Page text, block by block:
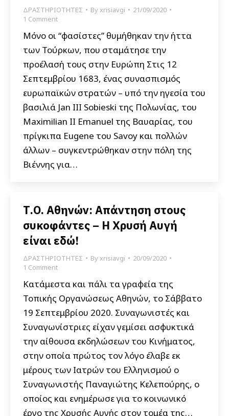
ΔΡΑΣΤΗΡΙΟΤΗΤΕΣ Byxrisiavgi
21/09/2020
1 Comment
Μόνο οι “φασίστες” θυμήθηκαν την ήττα
των Τούρκων, που σταμάτησε την
προέλασή τους στην Ευρώπη Στις 12
Σεπτεμβρίου 1683, ένας συνασπισμός
ευρωπαϊκών στρατών – υπό την ηγεσία του
βασιλιά Jan III Sobieski της Πολωνίας, του
Maximilian II Emanuel της Βαυαρίας, του
πρίγκιπα Eugene του Savoy και πολλών
άλλων – συγκεντρώθηκαν στην πόλη της
Βιέννης για…
Τ.Ο. Αθηνών: Απάντηση στους
συκοφάντες – Η Χρυσή Αυγή
είναι εδώ!
ΔΡΑΣΤΗΡΙΟΤΗΤΕΣ Byxrisiavgi
20/09/2020
1 Comment
Κατάμεστα και πάλι τα γραφεία της
Τοπικής Οργανώσεως Αθηνών, το Σάββατο
19 Σεπτεμβρίου 2020. Συναγωνιστές και
Συναγωνίστριες είχαν γεμίσει ασφυκτικά
την αίθουσα εκδηλώσεων του Κινήματος,
στην οποία πρώτος τον λόγο έλαβε εκ
μέρους των Ιατρών του Ελληνισμού ο
Συναγωνιστής Παναγιώτης Κελεπούρης, ο
οποίος και ενημέρωσε για το κοινωνικό
έργο της Χρυσής Αυγής στον τομέα της…